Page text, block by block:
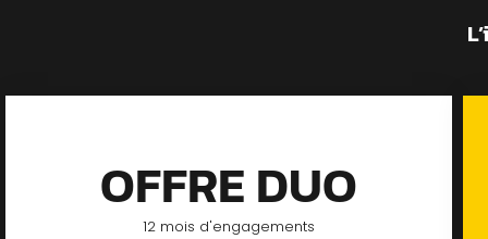
OFFRE DUO
12 mois d'engagements